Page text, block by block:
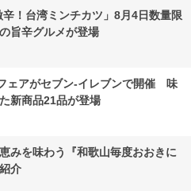
！台湾ミンチカツ」8月4日数量限
旨辛グルメが登場
ェアがセブン-イレブンで開催 味
新商品21品が登場
みを味わう『和歌山毎度おおきに
介